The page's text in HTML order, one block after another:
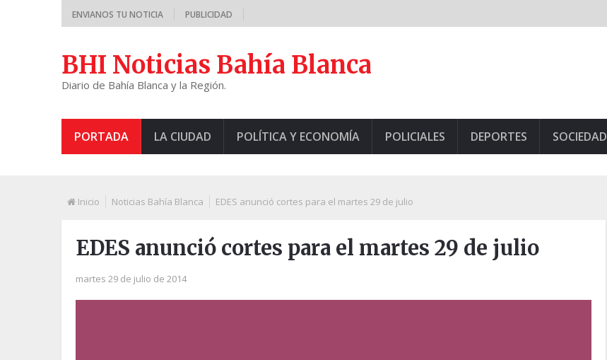
ENVIANOS TU NOTICIA PUBLICIDAD
BHI Noticias Bahía Blanca
Diario de Bahía Blanca y la Región.
PORTADA LA CIUDAD POLÍTICA Y ECONOMÍA POLICIALES DEPORTES SOCIEDAD
Inicio Noticias Bahía Blanca EDES anunció cortes para el martes 29 de julio
EDES anunció cortes para el martes 29 de julio
martes 29 de julio de 2014